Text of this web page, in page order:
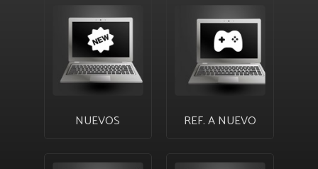
NUEVOS REF. A NUEVO